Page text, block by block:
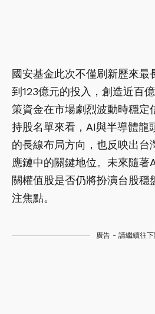
國安基金此次不僅刷新歷來最
到123億元的投入，創造近百
策資金在市場劇烈波動時穩定
持股名單來看，AI與半導體龍
的長線布局方向，也反映出台
應鏈中的關鍵地位。未來隨著
關權值股是否仍將扮演台股穩
注焦點。
廣告 - 請繼續往下